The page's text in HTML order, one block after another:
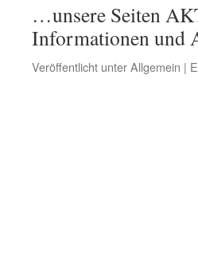
…unsere Seiten
Informationen und
Veröffentlicht unterAllgemein |